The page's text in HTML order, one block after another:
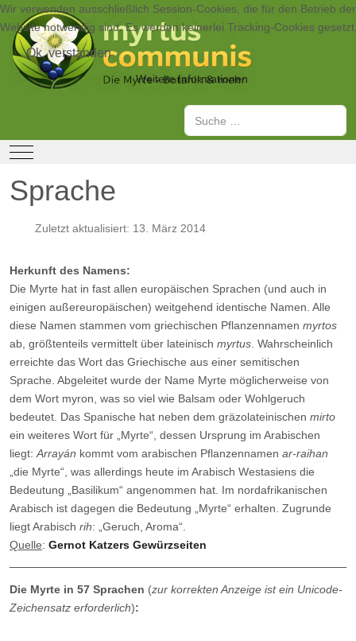
Suchen
Mobile Menu Toggle
Sprache
Zuletzt aktualisiert: 13. März 2014
Herkunft des Namens:
Die Myrte hat in fast allen europäischen Sprachen (und auch in
einigen außereuropäischen) weitgehend identische Namen. Alle
diese Namen stammen vom griechischen Pflanzennamen myrtos
ab, größtenteils vermittelt über lateinisch myrtus . Wahrscheinlich
erreichte das Wort das Griechische aus einer semitischen
Sprache. Abgeleitet wurde der Name Myrte möglicherweise von
dem Wort myron, was so viel wie Balsam oder Wohlgeruch
bedeutet. Das Spanische hat neben dem gräzolateinischen mirto
ein weiteres Wort für „Myrte“, dessen Ursprung im Arabischen
liegt: Arrayán kommt vom arabischen Pflanzennamen ar-raihan
„die Myrte“, was allerdings heute im Arabisch Westasiens die
Bedeutung „Basilikum“ angenommen hat. Im nordafrikanischen
Arabisch ist dagegen die Bedeutung „Myrte“ erhalten. Zugrunde
liegt Arabisch rih: „Geruch, Aroma“.
Quelle: Gernot Katzers Gewürzseiten
Die Myrte in 57 Sprachen (zur korrekten Anzeige ist ein Unicode-
Zeichensatz erforderlich):
Wir verwenden ausschließlich Session-Cookies, die für den Betrieb der
Website notwendig sind. Es werden keinerlei Tracking-Cookies
Ok, verstanden
Weitere Informationen